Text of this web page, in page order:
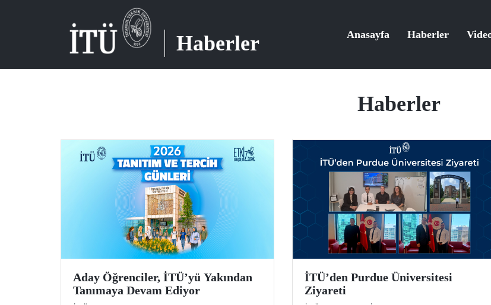
Haberler Anasayfa Haberler
Haberler
Aday Öğrenciler, İTÜ’yü Yakından
Tanımaya Devam Ediyor
İTÜ’den Purdue Üniversitesi
Ziyareti